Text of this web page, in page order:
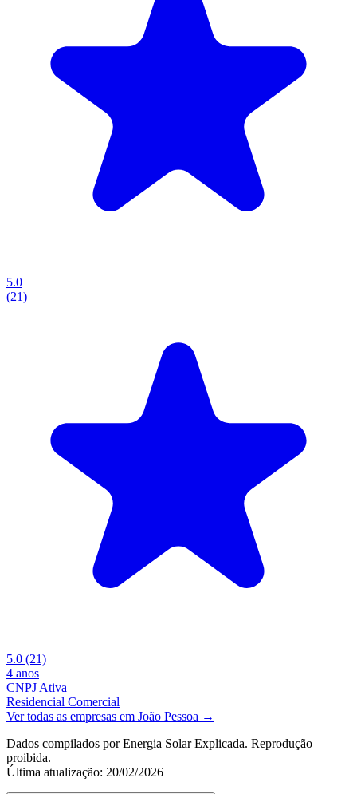
5.0
(21)
5.0 (21)
4 anos
CNPJ Ativa
Residencial Comercial
Ver todas as empresas em João Pessoa →
Dados compilados por Energia Solar Explicada. Reprodução
proibida.
Última atualização: 20/02/2026